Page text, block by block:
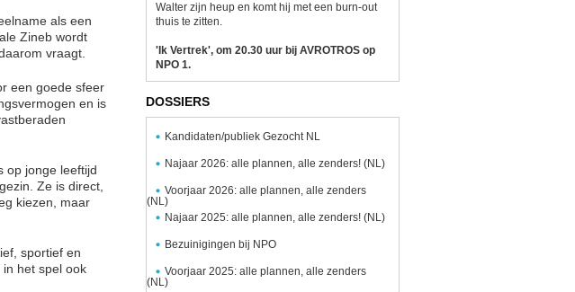
als een
Zineb wordt
vraagt.
een goede sfeer
en is
op jonge leeftijd
Ze is direct,
kiezen, maar
sportief en
het spel ook
Walter zijn heup en komt hij met een burn-out
thuis te zitten.
'Ik Vertrek', om 20.30 uur bij AVROTROS op
NPO 1.
DOSSIERS
Kandidaten/publiek Gezocht NL
Najaar 2026: alle plannen, alle zenders! (NL)
Voorjaar 2026: alle plannen, alle zenders
(NL)
Najaar 2025: alle plannen, alle zenders! (NL)
Bezuinigingen bij NPO
Voorjaar 2025: alle plannen, alle zenders
(NL)